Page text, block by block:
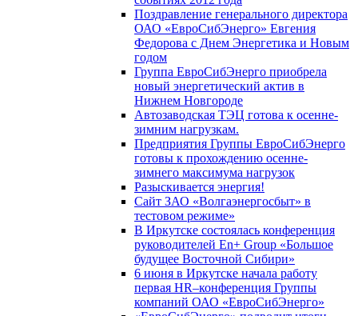
Поздравление генерального директора
ОАО «ЕвроСибЭнерго» Евгения
Федорова с Днем Энергетика и Новым
годом
Группа ЕвроСибЭнерго приобрела
новый энергетический актив в
Нижнем Новгороде
Автозаводская ТЭЦ готова к осенне-
зимним нагрузкам.
Предприятия Группы ЕвроСибЭнерго
готовы к прохождению осенне-
зимнего максимума нагрузок
Разыскивается энергия!
Сайт ЗАО «Волгаэнергосбыт» в
тестовом режиме»
В Иркутске состоялась конференция
руководителей En+ Group «Большое
будущее Восточной Сибири»
6 июня в Иркутске начала работу
первая HR–конференция Группы
компаний ОАО «ЕвроСибЭнерго»